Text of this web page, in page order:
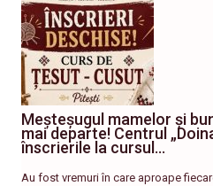
Meșteșugul mamelor și
mai departe! Centrul
înscrierile la cursul…
Au fost vremuri în care aproape